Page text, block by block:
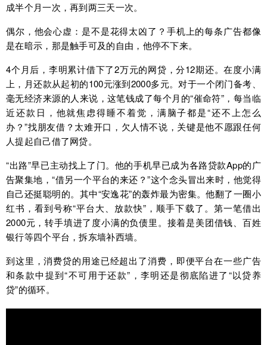
成半个月一次，再到两三天一次。
偶尔，他会心虚：是不是花得太凶了？手机上的每条广告都像
是在暗示，那是触手可及的自由，他停不下来。
4个月后，李明累计借下了2万元的网贷，分12期还。在度小满
上，月还款从起初的100元涨到2000多元。对于一个闭门备考、
毫无经济来源的人来说，这笔钱成了每个月的“催命符”，每当临
近还款日，他就焦虑得睡不着觉，满脑子都是“还不上怎么
办？”找朋友借？太难开口，欠人情不说，关键是他不愿跟任何
人提起自己借了网贷。
“出路”早已主动找上了门。他的手机早已成为各路贷款App的广
告聚集地，“借另一个平台的来还？”这个念头冒出来时，他觉得
自己还挺聪明的。其中“安逸花”的轰炸最为密集。他翻了一圈小
红书，看到号称“平台大、放款快”，顺手下载了。第一笔借出
2000元，转手填进了度小满的负债里。接着是美团借钱、百姓
银行等四个平台，拆东墙补西墙。
到这里，消费贷的用途已经超出了消费，即便平台在一些广告
和条款中提到“不可用于还款”，李明还是彻底陷进了“以贷养
贷”的循环。